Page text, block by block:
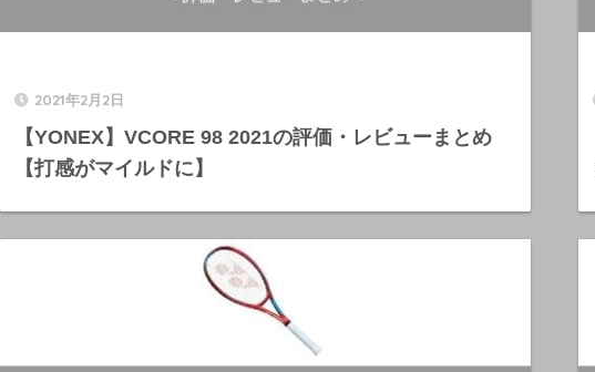
2021年2月2日
【YONEX】VCORE 98 2021の評価・レビューまとめ
【打感がマイルドに】